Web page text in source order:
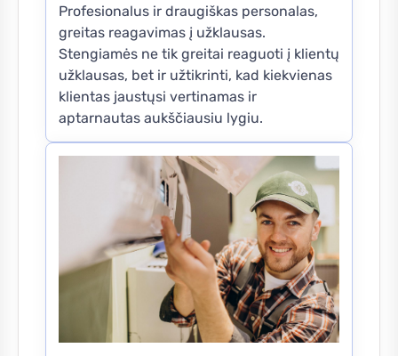
Profesionalus ir draugiškas personalas,
greitas reagavimas į užklausas.
Stengiamės ne tik greitai reaguoti į klientų
užklausas, bet ir užtikrinti, kad kiekvienas
klientas jaustųsi vertinamas ir
aptarnautas aukščiausiu lygiu.